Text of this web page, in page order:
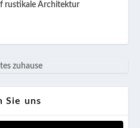
rustikale Architektur
Sie uns